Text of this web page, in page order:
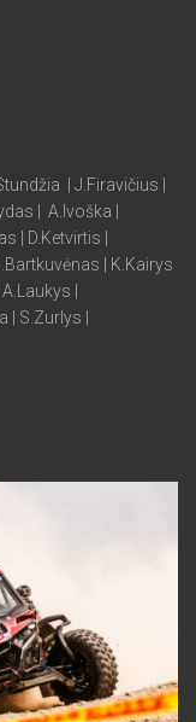
| J.Firavičius |
| A.Ivoška |
| D.Ketvirtis |
| K.Kairys
|
S.Zurlys |